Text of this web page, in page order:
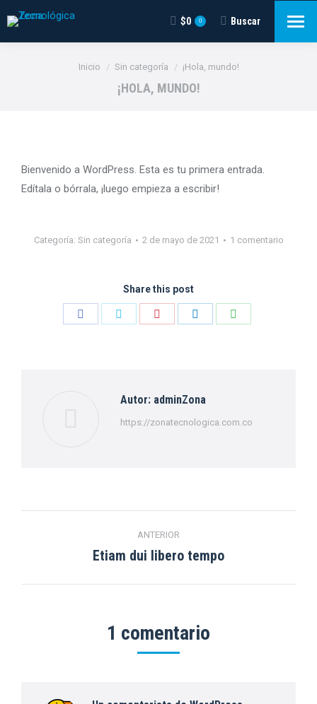
$0 0 Buscar:
Buscar
Estás aquí:
Inicio Sin categoría ¡Hola, mundo!
¡HOLA, MUNDO!
Bienvenido a WordPress. Esta es tu primera entrada.
Edítala o bórrala, ¡luego empieza a escribir!
Categoría: Sin categoría 2 de mayo de 2021 1 comentario
Share this post
Autor: adminZona
https://zonatecnologica.com.co
NavegaciónANTERIOR
Publicación
Etiam dui libero tempo
1 comentario